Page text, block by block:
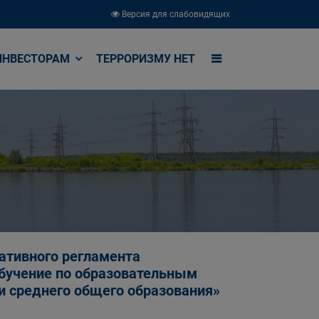
Версия для слабовидящих
ТЕРРОРИЗМУ НЕТ
регламента
по образовательным
общего образования»